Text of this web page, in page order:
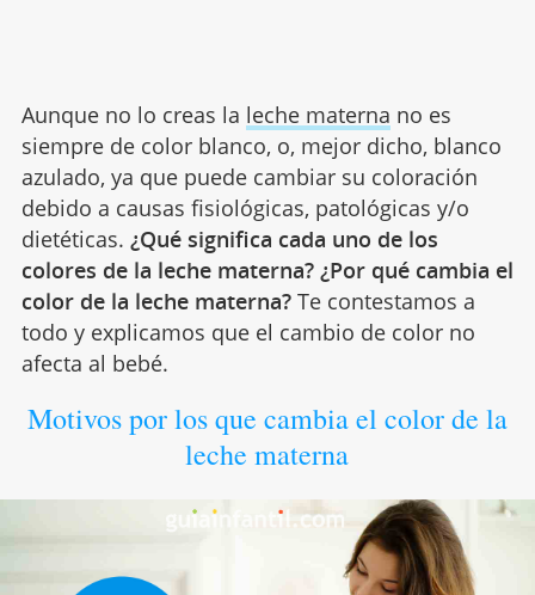
Aunque no lo creas la leche materna no es
siempre de color blanco, o, mejor dicho, blanco
azulado, ya que puede cambiar su coloración
debido a causas fisiológicas, patológicas y/o
dietéticas. ¿Qué significa cada uno de los
colores de la leche materna? ¿Por qué cambia el
color de la leche materna? Te contestamos a
todo y explicamos que el cambio de color no
afecta al bebé.
Motivos por los que cambia el color de la
leche materna